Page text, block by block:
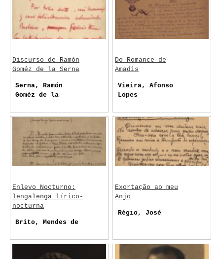
Discurso de Ramón
Goméz de la Serna
Serna, Ramón
Goméz de la
Do Romance de
Amadis
Vieira, Afonso
Lopes
Enlevo Nocturno:
lengalenga lírico-
nocturna
Brito, Mendes de
Exortação ao meu
Anjo
Régio, José